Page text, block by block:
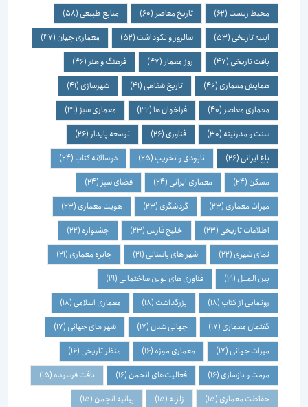
محیط زیست(62) تاریخ معاصر(60) منابع طبیعی(58)
ابنیه تاریخی(53) سالروز و نکوداشت(52) معماری جهان(47)
بافت تاریخی(47) روز معمار(47) فرهنگ و هنر(46)
همایش معماری(46) تاریخ شفاهی(41) شهرسازی(41)
معماری معاصر(40) فراخوان ها(32) معماری سبز(31)
سنت و مدرنیته(30) فناوری توسعه پایدار(26)
باغ ایرانی(26) نابودی و تخریب(25) دوسالانه کتاب(24)
معماری ایرانی(24) فضای سبز(24)
میراث معماری(23) گردشگری(23) هویت معماری(23)
اطلاعات تاریخی(23) خلیج فارس(23) جشنواره(22)
نمای شهری(22) شهر های باستانی(21) جایزه معماری(21)
بین الملل(21) فناوری های نوین ساختمانی(19)
رونمایی از کتاب(18) بزرگداشت(18) معماری اسلامی(18)
گفتمان معماری(17) جهانی شدن(17) شهر های جهانی(17)
میراث جهانی(17) معماری موزه(16) منظر تاریخی(16)
مرمت و بازسازی(16) فعالیت‌های انجمن(16) بافت فرسوده(15)
حفاظت معماری(15) زلزله بیانیه انجمن(15)